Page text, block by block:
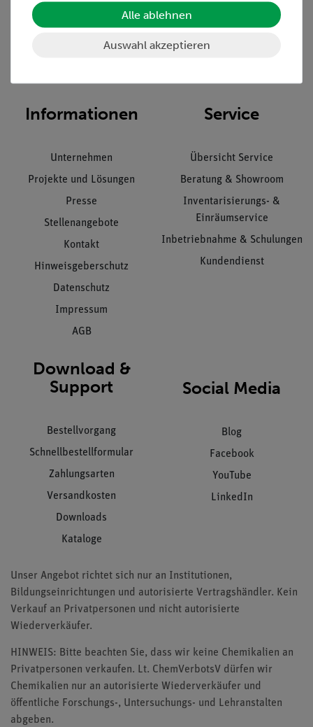
Nach oben
Informationen
Unternehmen
Projekte und Lösungen
Presse
Stellenangebote
Kontakt
Hinweisgeberschutz
Datenschutz
Impressum
AGB
Service
Übersicht Service
Beratung & Showroom
Inventarisierungs- &
Einräumservice
Inbetriebnahme & Schulungen
Kundendienst
Download &
Support
Bestellvorgang
Schnellbestellformular
Zahlungsarten
Versandkosten
Downloads
Kataloge
Social Media
Blog
Facebook
YouTube
LinkedIn
Unser Angebot richtet sich nur an Institutionen,
Bildungseinrichtungen und autorisierte Vertragshändler. Kein
Verkauf an Privatpersonen und nicht autorisierte
Wiederverkäufer.
HINWEIS: Bitte beachten Sie, dass wir keine Chemikalien an
Privatpersonen verkaufen. Lt. ChemVerbotsV dürfen wir
Chemikalien nur an autorisierte Wiederverkäufer und
öffentliche Forschungs-, Untersuchungs- und Lehranstalten
abgeben.
Alle ablehnen
Auswahl akzeptieren